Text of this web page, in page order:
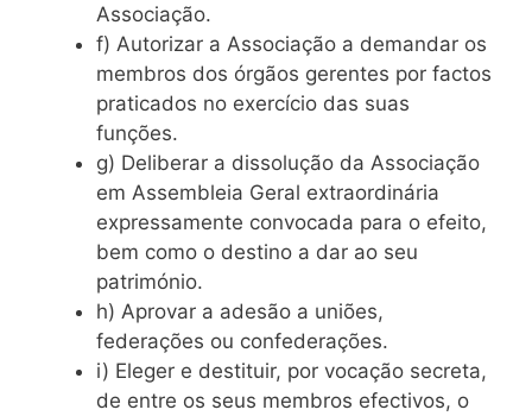
Associação.
f) Autorizar a Associação a demandar os
membros dos órgãos gerentes por factos
praticados no exercício das suas
funções.
g) Deliberar a dissolução da Associação
em Assembleia Geral extraordinária
expressamente convocada para o efeito,
bem como o destino a dar ao seu
património.
h) Aprovar a adesão a uniões,
federações ou confederações.
i) Eleger e destituir, por vocação secreta,
de entre os seus membros efectivos, o